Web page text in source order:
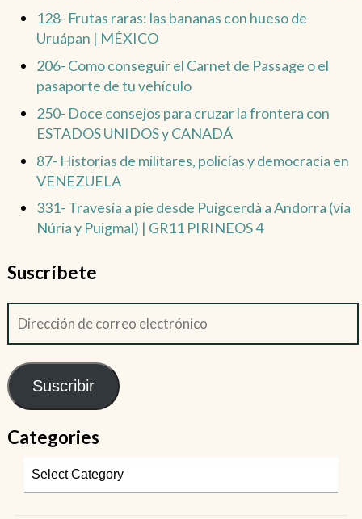
128- Frutas raras: las bananas con hueso de
Uruápan | MÉXICO
206- Como conseguir el Carnet de Passage o el
pasaporte de tu vehículo
250- Doce consejos para cruzar la frontera con
ESTADOS UNIDOS y CANADÁ
87- Historias de militares, policías y democracia en
VENEZUELA
331- Travesía a pie desde Puigcerdà a Andorra (vía
Núria y Puigmal) | GR11 PIRINEOS 4
Suscríbete
Suscribir
Categories